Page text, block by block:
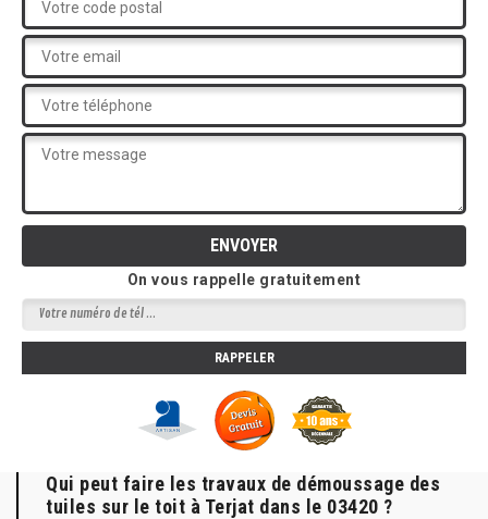
On vous rappelle gratuitement
Qui peut faire les travaux de démoussage des
tuiles sur le toit à Terjat dans le 03420 ?